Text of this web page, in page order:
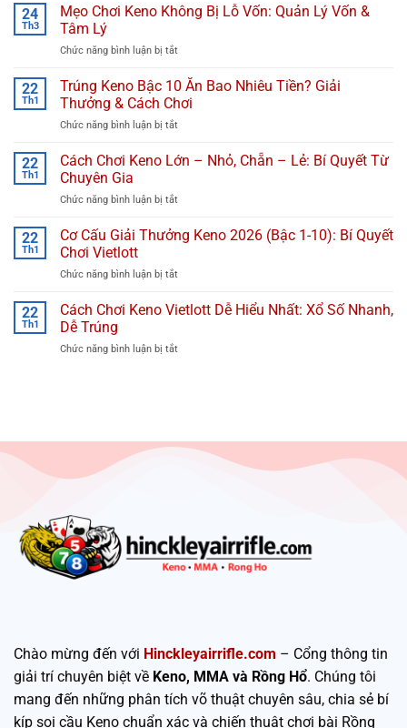
24
Th3
Mẹo Chơi Keno Không Bị Lỗ Vốn: Quản Lý Vốn &
Tâm Lý
Chức năng bình luận bị tắt
Chơi
Keno
Vốn:
Tâm
22
Th1
Trúng Keno Bậc 10 Ăn Bao Nhiêu Tiền? Giải
Thưởng & Cách Chơi
Chức năng bình luận bị tắt
Keno
Nhiêu
Cách
22
Th1
Cách Chơi Keno Lớn – Nhỏ, Chẵn – Lẻ: Bí Quyết Từ
Chuyên Gia
Chức năng bình luận bị tắt
Chơi
Keno
Chẵn
22
Th1
Cơ Cấu Giải Thưởng Keno 2026 (Bậc 1-10): Bí Quyết
Chơi Vietlott
Chức năng bình luận bị tắt
Cấu
Quyết
22
Th1
Cách Chơi Keno Vietlott Dễ Hiểu Nhất: Xổ Số Nhanh,
Dễ Trúng
Chức năng bình luận bị tắt
Hiểu
Trúng
Chào mừng đến với Hinckleyairrifle.com – Cổng thông tin
giải trí chuyên biệt về Keno, MMA và Rồng Hổ. Chúng tôi
mang đến những phân tích võ thuật chuyên sâu, chia sẻ bí
kíp soi cầu Keno chuẩn xác và chiến thuật chơi bài Rồng